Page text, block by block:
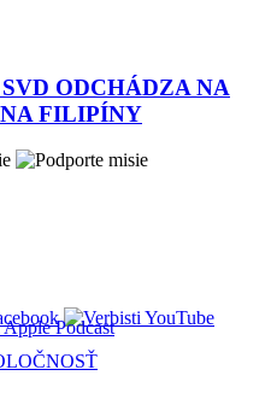
ODCHÁDZA NA
FILIPÍNY